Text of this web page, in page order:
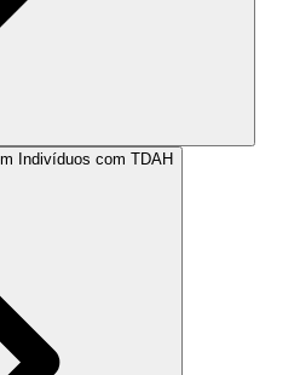
Indivíduos com TDAH